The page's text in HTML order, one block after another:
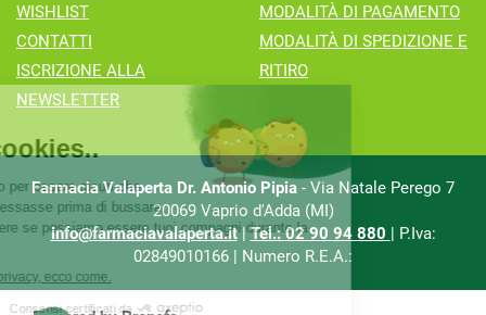
WISHLIST
CONTATTI
ISCRIZIONE ALLA
NEWSLETTER
MODALITÀ DI PAGAMENTO
MODALITÀ DI SPEDIZIONE E
RITIRO
Farmacia Valaperta Dr. Antonio Pipia - Via Natale Perego 7
20069 Vaprio d'Adda (MI)
info@farmaciavalaperta.it|Tel.: 02 90 94 880 | P.Iva:
02849010166 | Numero R.E.A.: